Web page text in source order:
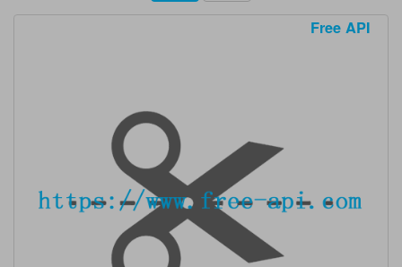
Free API